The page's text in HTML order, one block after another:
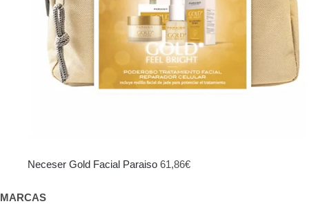
Neceser Gold Facial Paraiso 61,86€
MARCAS